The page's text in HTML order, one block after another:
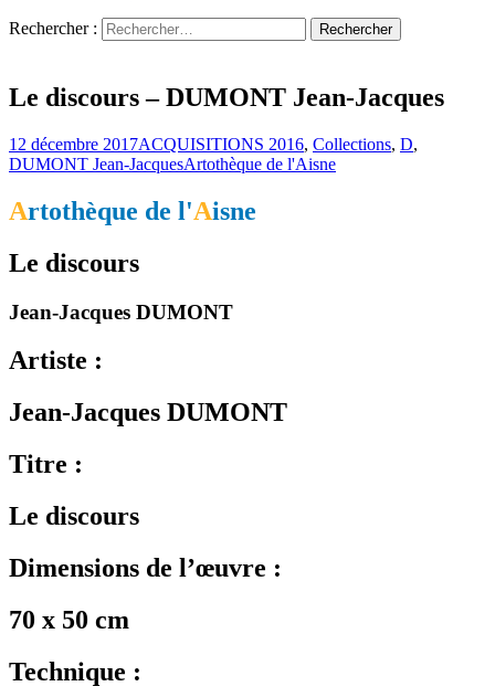
Rechercher :
Artothèque de l'Aisne
Le discours – DUMONT Jean-Jacques
12 décembre 2017ACQUISITIONS 2016, Collections, D,
DUMONT Jean-JacquesArtothèque de l'Aisne
Artothèque de l'Aisne
Le discours
Jean-Jacques DUMONT
Artiste :
Jean-Jacques DUMONT
Titre :
Le discours
Dimensions de l’œuvre :
70 x 50 cm
Technique :